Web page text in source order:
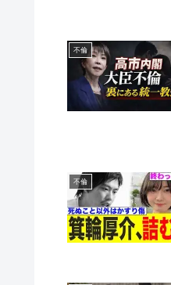
不倫
不倫